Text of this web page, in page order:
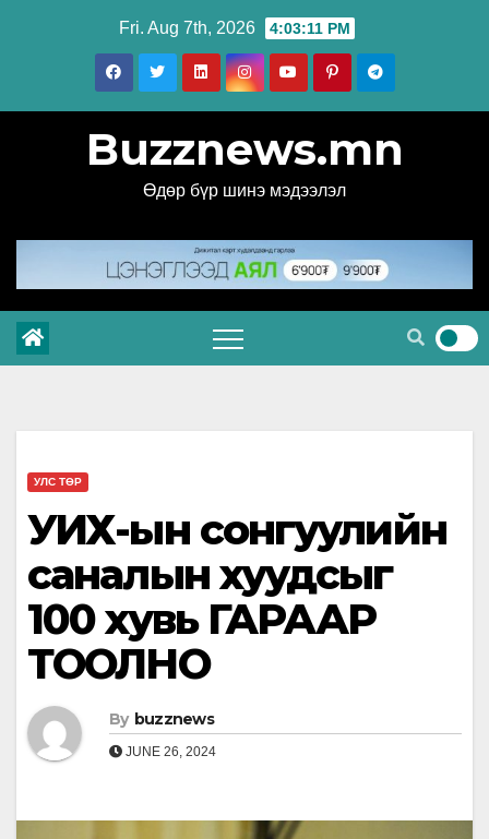
Fri. Aug 7th, 2026 4:03:11 PM
Buzznews.mn
Өдөр бүр шинэ мэдээлэл
УЛС ТӨР
УИХ-ын сонгуулийн
саналын хуудсыг
100 хувь ГАРААР
ТООЛНО
By buzznews
JUNE 26, 2024